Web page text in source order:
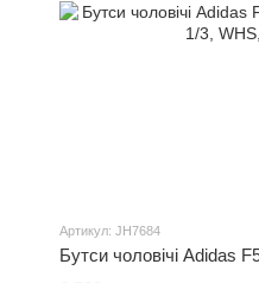
Артикул: JH7684
Бутси чоловічі Adidas